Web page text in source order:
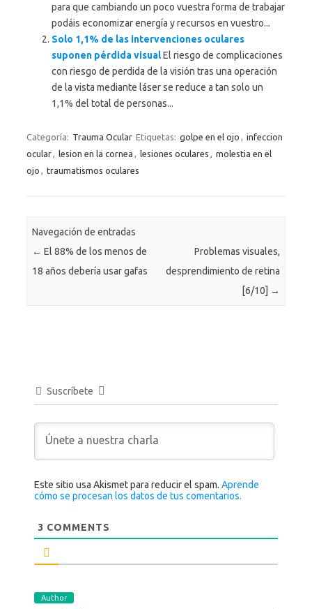
para que cambiando un poco vuestra forma de trabajar
podáis economizar energía y recursos en vuestro...
Solo 1,1% de las intervenciones oculares
suponen pérdida visualEl riesgo de complicaciones
con riesgo de perdida de la visión tras una operación
de la vista mediante láser se reduce a tan solo un
1,1% del total de personas...
Categoría: Trauma Ocular Etiquetas: golpe en el ojo
infeccion
ocular
lesion en la cornea lesiones oculares
molestia en el
ojo
traumatismos oculares
Navegación de entradas
← El 88% de los menos de
18 años debería usar gafas
Problemas visuales,
desprendimiento de retina
[6/10] →
Suscríbete
Este sitio usa Akismet para reducir el spam.Aprende
cómo se procesan los datos de tus comentarios.
3 COMMENTS
Author